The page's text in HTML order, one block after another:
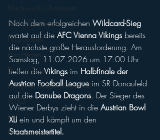
Nachwuchs Cheerteam
Nellie The Elepahnt
FlagFootball
Flag-Herren
Division Team
European League of Football
AFBÖ
IFAF
Nationalteam
Nach dem erfolgreichen Wildcard-Sieg
wartet auf die AFC Vienna Vikings bereits
die nächste große Herausforderung. Am
Samstag, 11.07.2026 um 17:00 Uhr
treffen die Vikings im Halbfinale der
Austrian Football League im SR Donaufeld
auf die Danube Dragons. Der Sieger des
Wiener Derbys zieht in die Austrian Bowl
XLI ein und kämpft um den
Staatsmeistertitel.